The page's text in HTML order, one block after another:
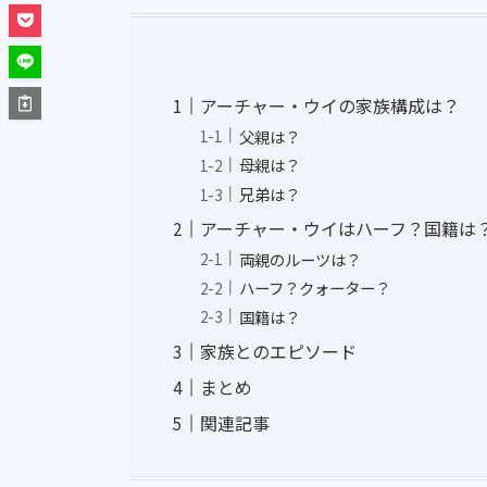
アーチャー・ウイの家族構成は？
父親は？
母親は？
兄弟は？
アーチャー・ウイはハーフ？国籍は
両親のルーツは？
ハーフ？クォーター？
国籍は？
家族とのエピソード
まとめ
関連記事